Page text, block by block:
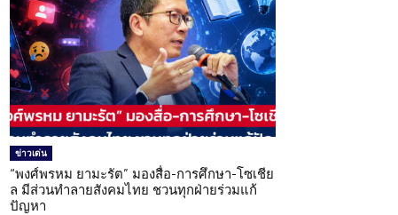
ข่าวเด่น
“พงศ์พรหม ยามะรัต” มองสื่อ-การศึกษา-โซเชีย
ล มีส่วนทำลายสังคมไทย ชวนทุกฝ่ายร่วมแก้
ปัญหา